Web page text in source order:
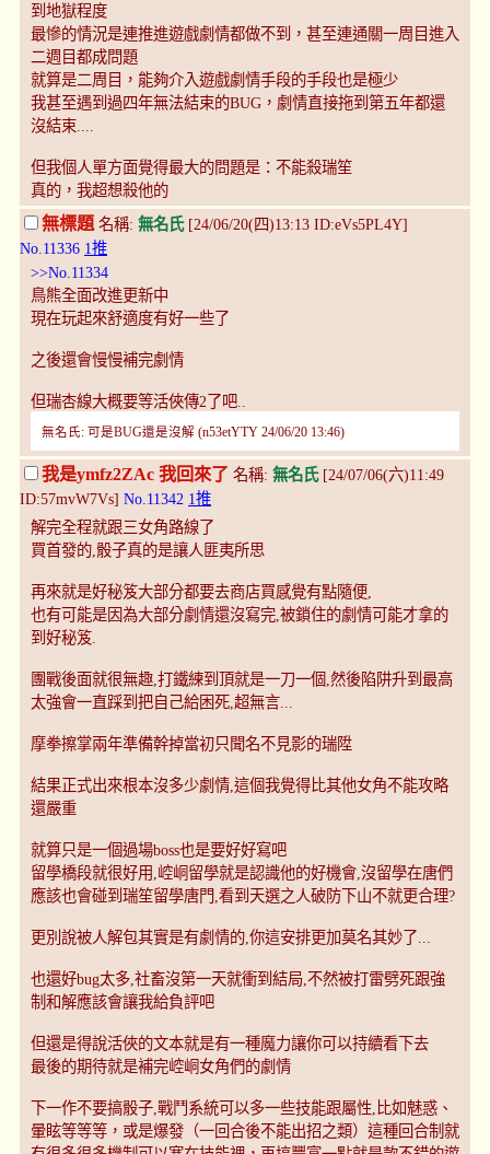
到地獄程度
最慘的情況是連推進遊戲劇情都做不到，甚至連通關一周目進入
二週目都成問題
就算是二周目，能夠介入遊戲劇情手段的手段也是極少
我甚至遇到過四年無法結束的BUG，劇情直接拖到第五年都還
沒結束....
但我個人單方面覺得最大的問題是：不能殺瑞笙
真的，我超想殺他的
無標題 名稱: 無名氏[24/06/20(四)13:13 ID:eVs5PL4Y]
No.11336 1推
>>No.11334
鳥熊全面改進更新中
現在玩起來舒適度有好一些了
之後還會慢慢補完劇情
但瑞杏線大概要等活俠傳2了吧..
無名氏: 可是BUG還是沒解 (n53etYTY 24/06/20 13:46)
我是ymfz2ZAc 我回來了 名稱: 無名氏[24/07/06(六)11:49
ID:57mvW7Vs] No.11342 1推
解完全程就跟三女角路線了
買首發的,骰子真的是讓人匪夷所思
再來就是好秘笈大部分都要去商店買感覺有點隨便,
也有可能是因為大部分劇情還沒寫完,被鎖住的劇情可能才拿的
到好秘笈.
團戰後面就很無趣,打鐵練到頂就是一刀一個,然後陷阱升到最高
太強會一直踩到把自己給困死,超無言...
摩拳擦掌兩年準備幹掉當初只聞名不見影的瑞陞
結果正式出來根本沒多少劇情,這個我覺得比其他女角不能攻略
還嚴重
就算只是一個過場boss也是要好好寫吧
留學橋段就很好用,崆峒留學就是認識他的好機會,沒留學在唐們
應該也會碰到瑞笙留學唐門,看到天選之人破防下山不就更合理?
更別說被人解包其實是有劇情的,你這安排更加莫名其妙了...
也還好bug太多,社畜沒第一天就衝到結局,不然被打雷劈死跟強
制和解應該會讓我給負評吧
但還是得說活俠的文本就是有一種魔力讓你可以持續看下去
最後的期待就是補完崆峒女角們的劇情
下一作不要搞骰子,戰鬥系統可以多一些技能跟屬性,比如魅惑、
暈眩等等等，或是爆發（一回合後不能出招之類）這種回合制就